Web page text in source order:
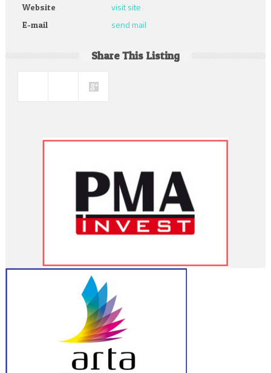
Website visit site
E-mail send mail
Share This Listing